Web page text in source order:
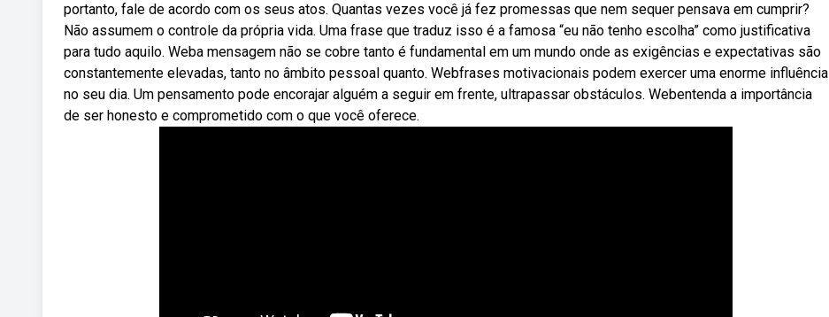
portanto, fale de acordo com os seus atos. Quantas vezes você já fez promessas que nem sequer pensava em cumprir?
Não assumem o controle da própria vida. Uma frase que traduz isso é a famosa “eu não tenho escolha” como justificativa
para tudo aquilo. Weba mensagem não se cobre tanto é fundamental em um mundo onde as exigências e expectativas são
constantemente elevadas, tanto no âmbito pessoal quanto. Webfrases motivacionais podem exercer uma enorme influência
no seu dia. Um pensamento pode encorajar alguém a seguir em frente, ultrapassar obstáculos. Webentenda a importância
de ser honesto e comprometido com o que você oferece.